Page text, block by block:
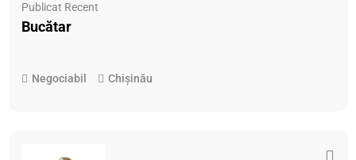
Publicat Recent
Bucătar
Negociabil Chișinău